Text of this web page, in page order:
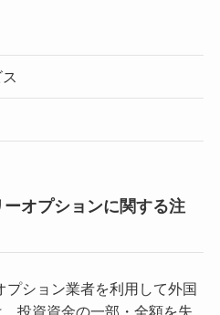
オプションに関する注
ション業者を利用して外国
投資資金の一部・全額を失